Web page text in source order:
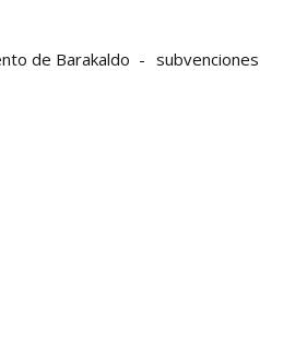
de Barakaldo subvenciones